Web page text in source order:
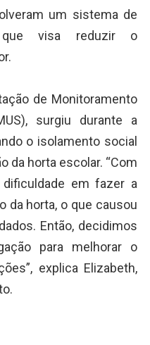
um sistema de
que visa reduzir o
de Monitoramento
surgiu durante a
o isolamento social
da horta escolar. “Com
em fazer a
da horta, o que causou
Então, decidimos
para melhorar o
explica Elizabeth,